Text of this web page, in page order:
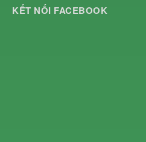
KẾT NỐI FACEBOOK